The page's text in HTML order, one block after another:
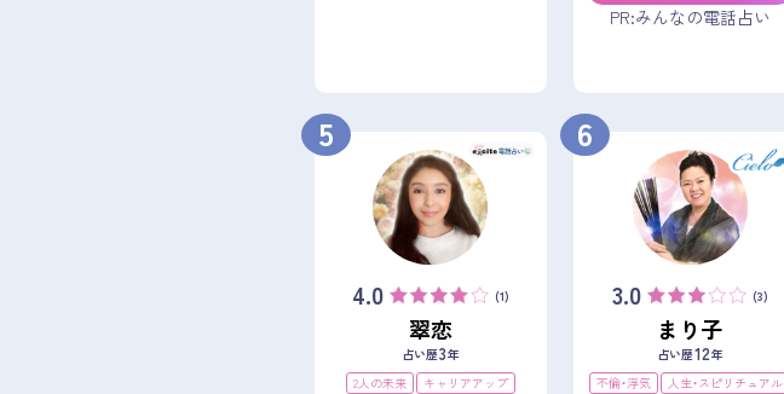
PR:みんなの電話占い
5
4.0 (1)
翠恋
占い歴3年
2人の未来
キャリアアップ
6
3.0 (3)
まり子
占い歴12年
不倫・浮気
人生・スピリチュアル